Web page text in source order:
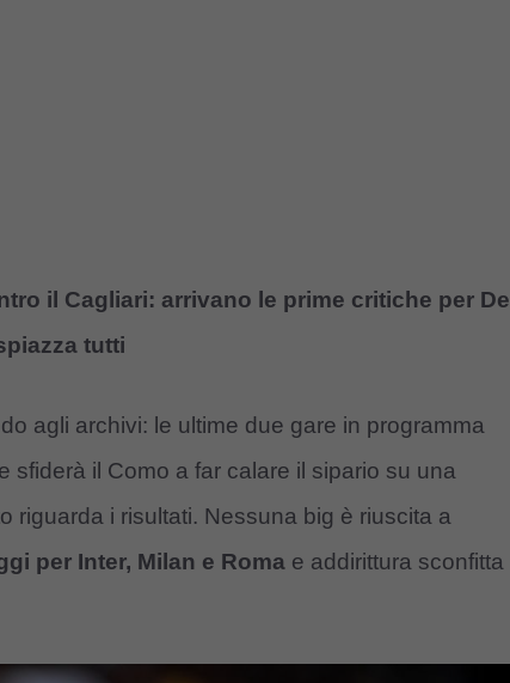
il Cagliari: arrivano le prime critiche per De
tutti
agli archivi: le ultime due gare in programma
il Como a far calare il sipario su una
riguarda i risultati. Nessuna big è riuscita a
per Inter, Milan e Roma e addirittura sconfitta